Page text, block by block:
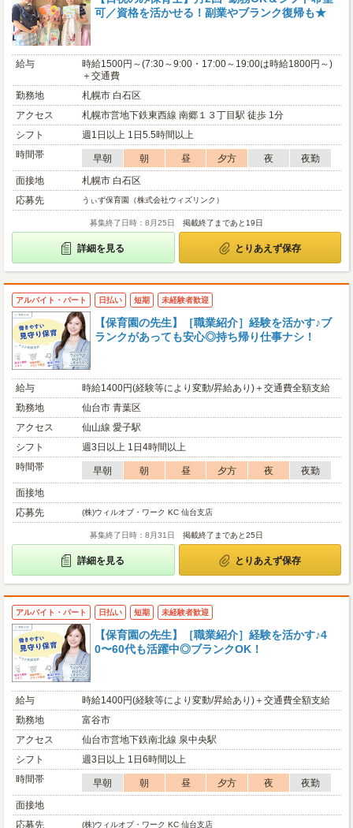
可／資格を活かせる！副業やブランク復帰も★
給与
時給1500円～(7:30～9:00・17:00～19:00は時給1800円～)
＋交通費
勤務地
札幌市 白石区
アクセス
札幌市営地下鉄東西線 南郷１３丁目駅 徒歩 1分
シフト
週1日以上 1日5.5時間以上
時間帯
早朝 朝 昼 夕方 夜
夜勤
面接地
札幌市 白石区
応募先
うぃず保育園（株式会社ウィズリンク）
募集終了日時：8月25日 掲載終了まであと19日
詳細を見る とりあえず保存
アルバイト・パート 日払い 短期 未経験者歓迎
【保育園の先生】［職業紹介］経験を活かす♪ブ
ランクがあっても安心◎持ち帰り仕事ナシ！
給与
時給1400円(経験等により変動/昇給あり)＋交通費全額支給
勤務地
仙台市 青葉区
アクセス
仙山線 愛子駅
シフト
週3日以上 1日4時間以上
時間帯
早朝 朝 昼 夕方 夜
夜勤
面接地
応募先
(株)ウィルオブ・ワーク KC 仙台支店
募集終了日時：8月31日 掲載終了まであと25日
詳細を見る とりあえず保存
アルバイト・パート 日払い 短期 未経験者歓迎
【保育園の先生】［職業紹介］経験を活かす♪4
0〜60代も活躍中◎ブランクOK！
給与
時給1400円(経験等により変動/昇給あり)＋交通費全額支給
勤務地
富谷市
アクセス
仙台市営地下鉄南北線 泉中央駅
シフト
週3日以上 1日6時間以上
時間帯
早朝 朝 昼 夕方 夜
夜勤
面接地
応募先
(株)ウィルオブ・ワーク KC 仙台支店